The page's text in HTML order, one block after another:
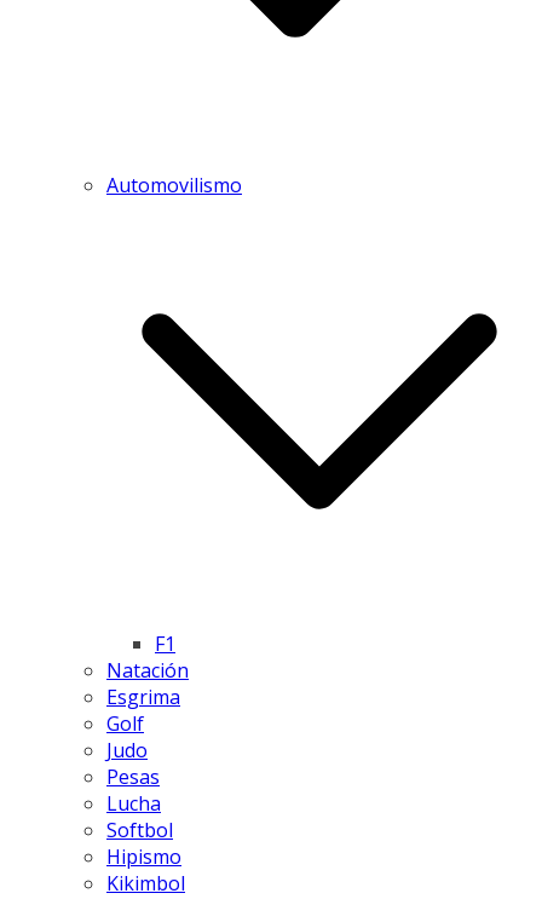
Automovilismo
F1
Natación
Esgrima
Golf
Judo
Pesas
Lucha
Softbol
Hipismo
Kikimbol